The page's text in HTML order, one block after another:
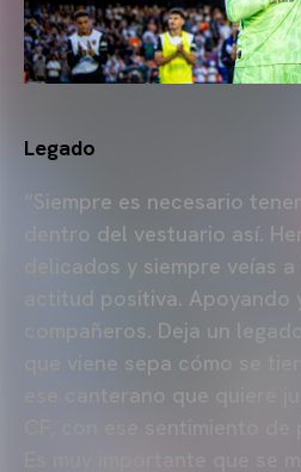
Legado
“Siempre es necesario
dentro del vestuario así.
delicados y siempre veías a
actitud positiva. Apoyando
compañeros. Deja un
que viene sepa cómo se
ese canterano que quiere
CF, con ese sentimiento de